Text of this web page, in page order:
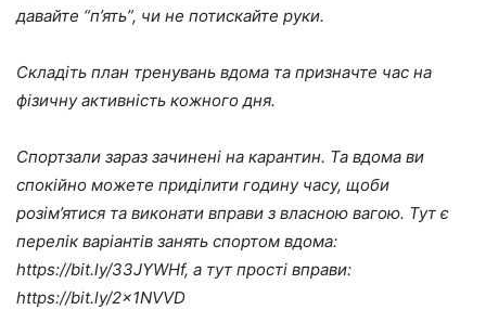
давайте “п’ять”, чи не потискайте руки.
Складіть план тренувань вдома та призначте час на
фізичну активність кожного дня.
Спортзали зараз зачинені на карантин. Та вдома ви
спокійно можете приділити годину часу, щоби
розім’ятися та виконати вправи з власною вагою. Тут є
перелік варіантів занять спортом вдома:
https://bit.ly/33JYWHf, а тут прості вправи:
https://bit.ly/2x1NVVD